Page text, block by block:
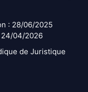
: 28/06/2025
24/04/2026
de Juristique